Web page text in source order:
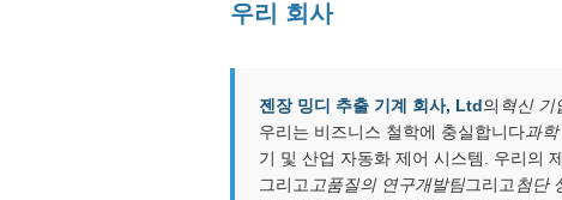
우리 회사
젠장 밍디 추출 기계 회사, Ltd의 혁신 기
우리는 비즈니스 철학에 충실합니다과
기 및 산업 자동화 제어 시스템. 우리의
그리고 고품질의 연구개발팀그리고 첨단